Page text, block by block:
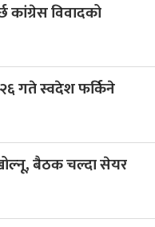
कांग्रेस विवादको
गते स्वदेश फर्किने
बैठक चल्दा सेयर